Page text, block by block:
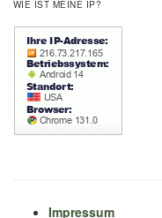
WIE IST MEINE IP?
Impressum